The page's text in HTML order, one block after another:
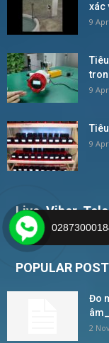
xác
9
9
9
Live, Viber,
POPULAR
Đo
2